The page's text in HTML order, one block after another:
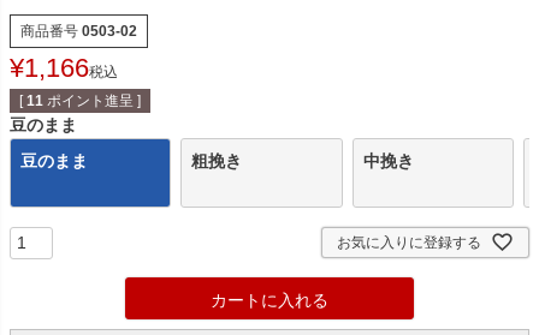
商品番号 0503-02
¥1,166税込
[ 11 ポイント進呈 ]
豆のまま
豆のまま
粗挽き 中挽き
お気に入りに登録する
カートに入れる